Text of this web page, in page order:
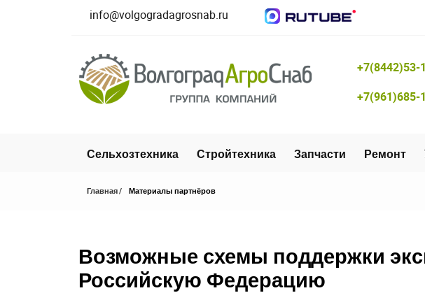
info@volgogradagrosnab.ru
+7(8442)53-
+7(961)685-
Сельхозтехника Стройтехника Запчасти Ремонт
Главная Материалы партнёров
Возможные схемы поддержки
Российскую Федерацию
Закрыть окно